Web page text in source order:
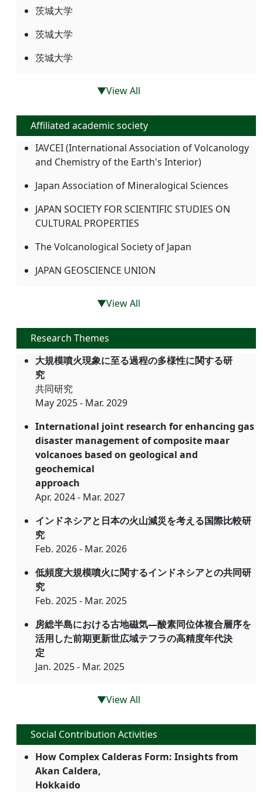
茨城大学
茨城大学
茨城大学
▼View All
Affiliated academic society
IAVCEI (International Association of Volcanology
and Chemistry of the Earth's Interior)
Japan Association of Mineralogical Sciences
JAPAN SOCIETY FOR SCIENTIFIC STUDIES ON
CULTURAL PROPERTIES
The Volcanological Society of Japan
JAPAN GEOSCIENCE UNION
▼View All
Research Themes
大規模噴火現象に至る過程の多様性に関する研
究
共同研究
May 2025 - Mar. 2029
International joint research for enhancing gas
disaster management of composite maar
volcanoes based on geological and
geochemical
approach
Apr. 2024 - Mar. 2027
インドネシアと日本の火山減災を考える国際比較研
究
Feb. 2026 - Mar. 2026
低頻度大規模噴火に関するインドネシアとの共同研
究
Feb. 2025 - Mar. 2025
房総半島における古地磁気―酸素同位体複合層序を
活用した前期更新世広域テフラの高精度年代決
定
Jan. 2025 - Mar. 2025
▼View All
Social Contribution Activities
How Complex Calderas Form: Insights from
Akan Caldera,
Hokkaido